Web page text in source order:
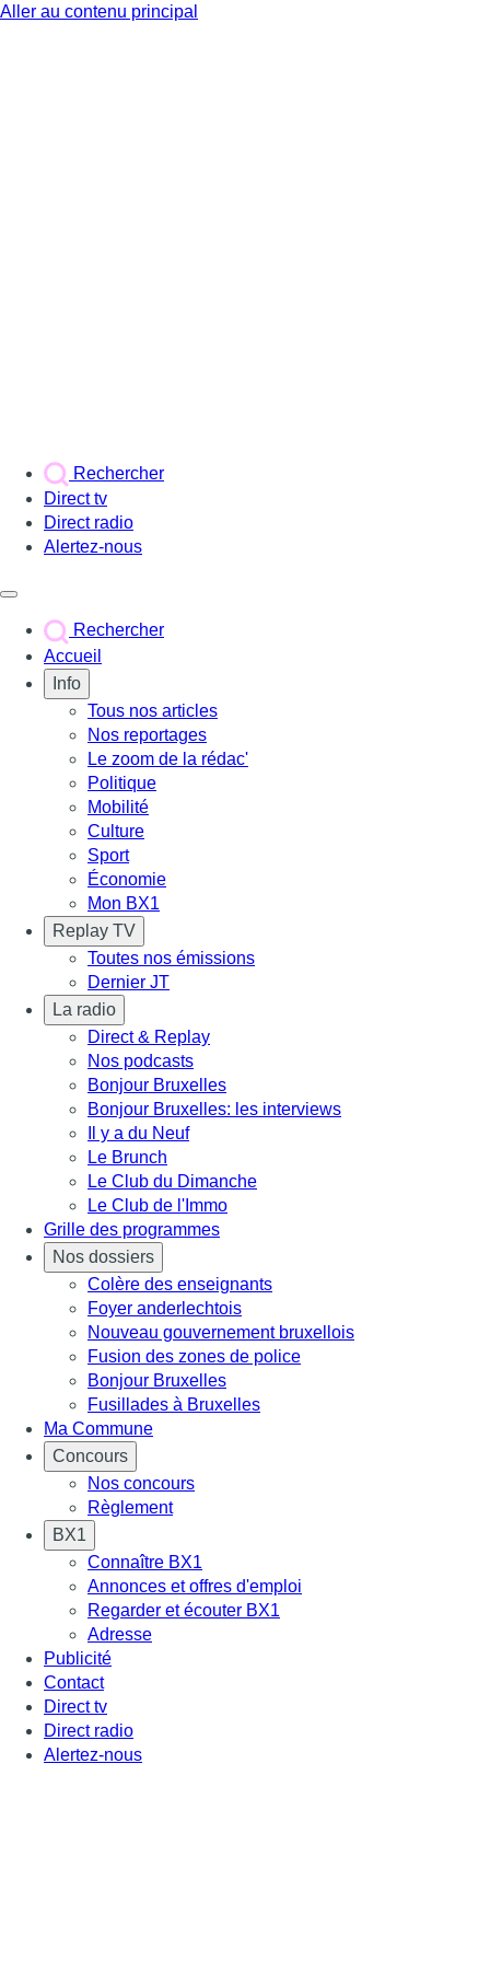
Aller au contenu principal
Rechercher
Direct tv
Direct radio
Alertez-nous
Rechercher
Accueil
Info
Tous nos articles
Nos reportages
Le zoom de la rédac'
Politique
Mobilité
Culture
Sport
Économie
Mon BX1
Replay TV
Toutes nos émissions
Dernier JT
La radio
Direct & Replay
Nos podcasts
Bonjour Bruxelles
Bonjour Bruxelles: les interviews
Il y a du Neuf
Le Brunch
Le Club du Dimanche
Le Club de l'Immo
Grille des programmes
Nos dossiers
Colère des enseignants
Foyer anderlechtois
Nouveau gouvernement bruxellois
Fusion des zones de police
Bonjour Bruxelles
Fusillades à Bruxelles
Ma Commune
Concours
Nos concours
Règlement
BX1
Connaître BX1
Annonces et offres d'emploi
Regarder et écouter BX1
Adresse
Publicité
Contact
Direct tv
Direct radio
Alertez-nous